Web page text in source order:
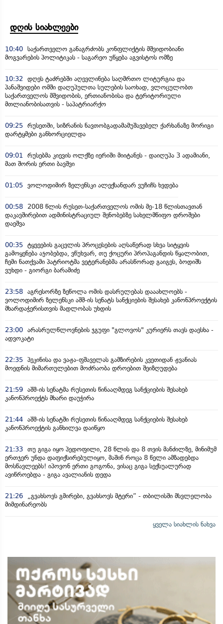
დღის სიახლეები
10:40 საქართველო განაგრძობს კონფლიქტის მშვიდობიანი
მოგვარების პოლიტიკას - საგარეო უწყება აგვისტოს ომზე
10:32 დღეს ტაძრებში აღევლინება საღმრთო ლიტურგია და
პანაშვიდები ომში დაღუპულთა სულების საოხად, ვლოცულობთ
საქართველოს მშვიდობის, ერთიანობისა და ტერიტორიული
მთლიანობისათვის - საპატრიარქო
09:25 რუსეთში, სიზრანის ნავთობგადამამუშავებელ ქარხანაზე მორიგი
დარტყმები განხორციელდა
09:01 რუსებმა კიევის ოლქზე იერიში მიიტანეს - დაიღუპა 3 ადამიანი,
მათ შორის ერთი ბავშვი
01:05 ვოლოდიმირ ზელენსკი ალექსანდარ ვუჩიჩს ხვდება
00:58
2008 წლის რუსეთ-საქართველოს ომის მე-18 წლისთავთან
დაკავშირებით ადმინისტრაციულ შენობებზე სახელმწიფო დროშები
დაეშვა
00:35 ტყვეების გაცვლის პროცესების აღსაწერად სხვა სიტყვის
გამოყენება აჯობებდა, ვწუხვარ, თუ ქოცური პროპაგანდის წყალობით,
ჩემი ნათქვამი პატრიოტმა ვეტერანებმა არასწორად გაიგეს, ბოდიშს
ვუხდი - გიორგი ბარამიძე
23:58 აგრესორზე ზეწოლა ომის დასრულებას დააახლოებს -
ვოლოდიმირ ზელენსკი აშშ-ის სენატს სანქციების შესახებ კანონპროექტის
მხარდაჭერისთვის მადლობას უხდის
23:00 არასრულწლოვნების ჯგუფი "გლოვოს" კურიერს თავს დაესხა -
ადვოკატი
22:35 პეკინისა და ვაჟა-ფშაველას გამზირების კვეთიდან ჟვანიას
მოედნის მიმართულებით მოძრაობა დროებით შეიზღუდება
21:59 აშშ-ის სენატმა რუსეთის წინააღმდეგ სანქციების შესახებ
კანონპროექტს მხარი დაუჭირა
21:44 აშშ-ის სენატში რუსეთის წინააღმდეგ სანქციების შესახებ
კანონპროექტის განხილვა დაიწყო
21:33 თუ გიგა იყო პედოფილი, 28 წლის და 8 თვის მანძილზე, მინიმუმ
ერთჯერ უნდა დაფიქსირებულიყო, მაშინ როცა 8 წელი ამზადებდა
მოსწავლეებს! იპოვონ ერთი გოგონა, ვისაც გიგა სექსუალურად
ავიწროებდა - გიგა ავალიანის დედა
21:26
„გვახსოვს გმირები, გვახსოვს მტერი” - თბილისში მსვლელობა
მიმდინარეობს
ყველა სიახლის ნახვა